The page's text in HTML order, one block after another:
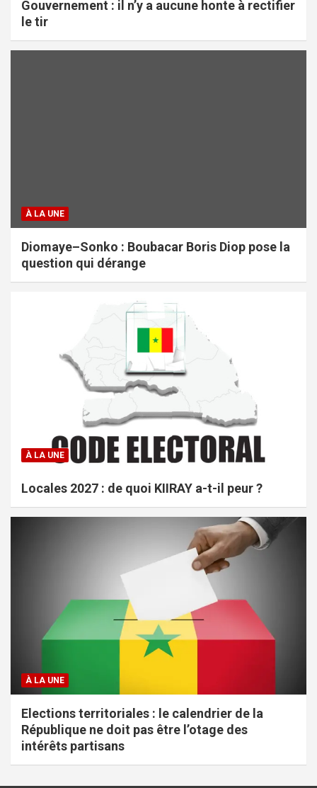
Gouvernement : il n’y a aucune honte à rectifier
le tir
À LA UNE
Diomaye–Sonko : Boubacar Boris Diop pose la
question qui dérange
À LA UNE
Locales 2027 : de quoi KIIRAY a-t-il peur ?
À LA UNE
Elections territoriales : le calendrier de la
République ne doit pas être l’otage des
intérêts partisans